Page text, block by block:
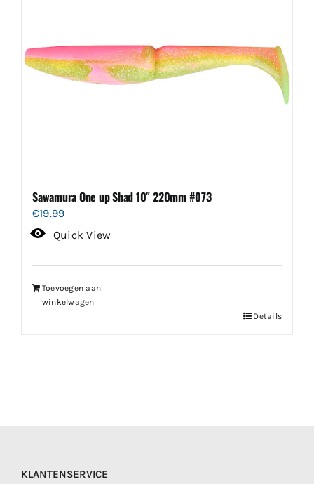
Sawamura One up Shad 10″ 220mm #073
€19.99
Quick View
Toevoegen aan
winkelwagen
Details
KLANTENSERVICE